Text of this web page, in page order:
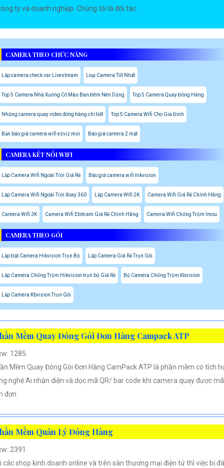
ty và doanh nghiệp. Chúng tôi là đối tác...
CAMERA THEO CHỨC NĂNG
Lắp camera check var Livestream Loại Camera Tốt Nhất
Top 5 Camera Nhà Xưởng Có Màu Ban Đêm Nên Dùng Top 5 Camera Quay Đóng Hàng
Những camera quay video đóng hàng chi tiết Top 5 Camera Wifi Cho Gia Đình
Bản báo giá camera wifi ezviz mới Báo giá camera 2 mắt
CAMERA KẾT NỐI WIFI
Lắp Camera Wifi Ngoài Trời Giá Rẻ Báo giá camera wifi hikvision
Lắp Camera Wifi Ngoài Trời Xoay 360 Lắp Camera Wifi 2K Camera Wifi Giá Rẻ Chính Hãng
Camera Wifi 3K Camera Wifi Ebitcam Giá Rẻ Chính Hãng Camera Wifi Chống Trộm Imou
CAMERA THEO GÓI
Lắp Đặt Camera Hikvision Trọn Bộ Lắp Camera Giá Rẻ Trọn Gói
Lắp Camera Chống Trộm Hikvision trọn bộ Giá Rẻ Bộ Camera Chống Trộm Kbvision
Lắp Camera Kbvision Trọn Gói
Mềm Quay Đóng Gói Đơn Hàng Campack ATP
1285.
Mềm Quay Đóng Gói Đơn Hàng CamPack ATP là phần mềm có tích
nghệ Ai nhận diện và dọc mã QR/ bar code khi camera quay được mã
đơn
Mềm Quản Lý Đóng Hàng
2391.
các shop kinh doanh online và trên sàn thương mại điện tử thì việc bị